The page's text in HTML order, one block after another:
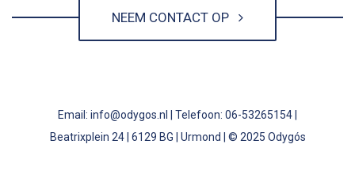
NEEM CONTACT OP
Email: info@odygos.nl | Telefoon: 06-53265154 |
Beatrixplein 24 | 6129 BG | Urmond | © 2025 Odygós